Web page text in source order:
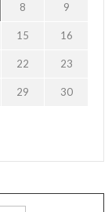
8 9
15 16
22 23
29 30